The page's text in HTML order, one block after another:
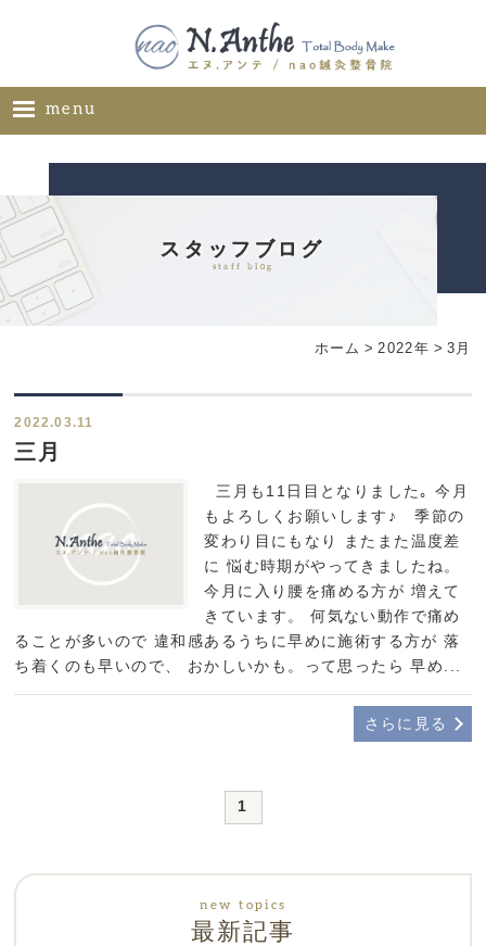
menu
メニュー
ギャラリー
ブログ
スタッフブログ
staff blog
ホーム >2022年 > 3月
2022.03.11
三月
三月も11日目となりました｡ 今月
もよろしくお願いします♪ 季節の
変わり目にもなり またまた温度差
に 悩む時期がやってきましたね。
今月に入り腰を痛める方が 増えて
きています。 何気ない動作で痛め
ることが多いので 違和感あるうちに早めに施術する方が 落
ち着くのも早いので、 おかしいかも。って思ったら 早め...
さらに見る
1
最新記事